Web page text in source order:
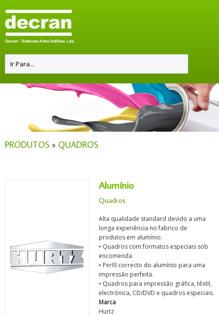
PRODUTOS » QUADROS
Alumínio
Quadros
Alta qualidade standard devido a uma
longa experiência no fabrico de
produtos em alumínio.
• Quadros com formatos especiais sob
encomenda.
• Perfil correcto do alumínio para uma
impressão perfeita.
• Quadros para impressão gráfica, têxtil,
electrónica, CD/DVD e quadros especiais.
Marca
Hurtz